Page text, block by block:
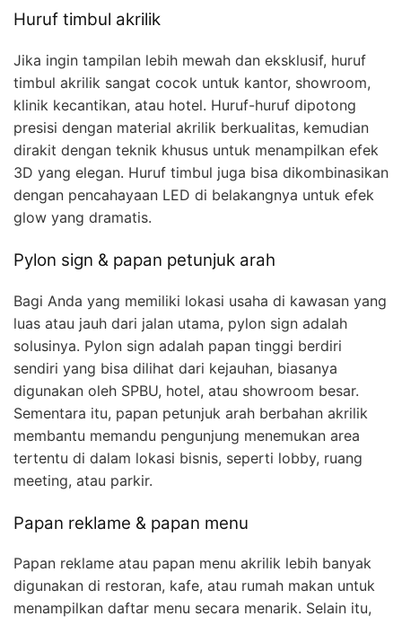
Huruf timbul akrilik
Jika ingin tampilan lebih mewah dan eksklusif, huruf
timbul akrilik sangat cocok untuk kantor, showroom,
klinik kecantikan, atau hotel. Huruf-huruf dipotong
presisi dengan material akrilik berkualitas, kemudian
dirakit dengan teknik khusus untuk menampilkan efek
3D yang elegan. Huruf timbul juga bisa dikombinasikan
dengan pencahayaan LED di belakangnya untuk efek
glow yang dramatis.
Pylon sign & papan petunjuk arah
Bagi Anda yang memiliki lokasi usaha di kawasan yang
luas atau jauh dari jalan utama, pylon sign adalah
solusinya. Pylon sign adalah papan tinggi berdiri
sendiri yang bisa dilihat dari kejauhan, biasanya
digunakan oleh SPBU, hotel, atau showroom besar.
Sementara itu, papan petunjuk arah berbahan akrilik
membantu memandu pengunjung menemukan area
tertentu di dalam lokasi bisnis, seperti lobby, ruang
meeting, atau parkir.
Papan reklame & papan menu
Papan reklame atau papan menu akrilik lebih banyak
digunakan di restoran, kafe, atau rumah makan untuk
menampilkan daftar menu secara menarik. Selain itu,